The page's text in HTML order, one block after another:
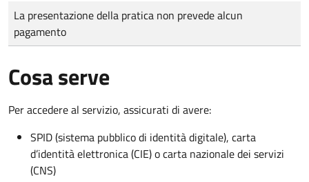
Tipo di pagamento
Importo
La presentazione della pratica non prevede alcun
pagamento
Cosa serve
Per accedere al servizio, assicurati di avere:
SPID (sistema pubblico di identità digitale), carta
d’identità elettronica (CIE) o carta nazionale dei servizi
(CNS)